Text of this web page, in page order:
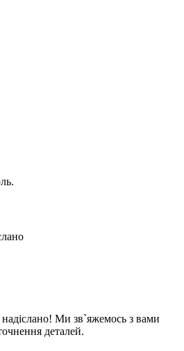
Ми зв`яжемось з вами
деталей.